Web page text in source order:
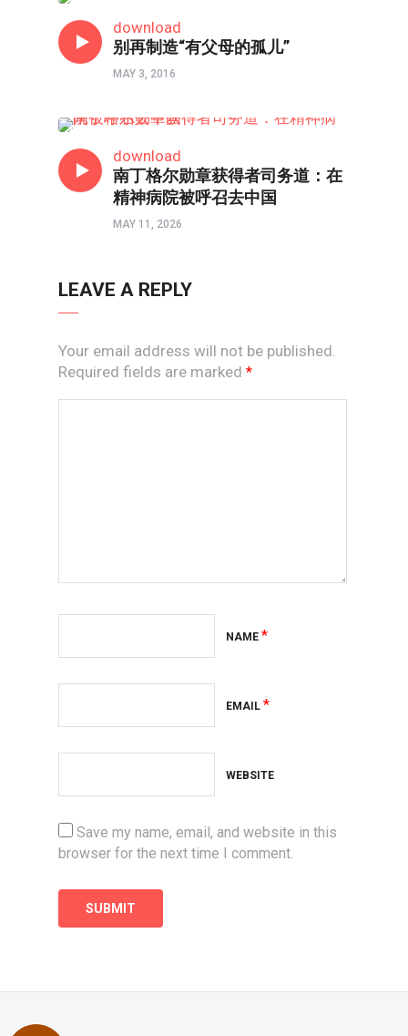
download
别再制造“有父母的孤儿”
MAY 3, 2016
download
南丁格尔勋章获得者司务道：在
精神病院被呼召去中国
MAY 11, 2026
LEAVE A REPLY
Your email address will not be published.
Required fields are marked *
NAME *
EMAIL *
WEBSITE
Save my name, email, and website in this
browser for the next time I comment.